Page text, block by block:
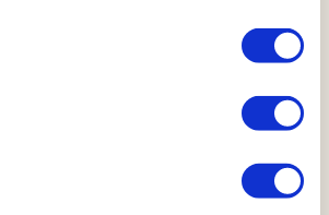
die u kunt ontdekken met een
meer Twijfelfontein. Hier ziet u
de bushmen van meer dan 2500 jaar
tekeningen en graveringen behoren